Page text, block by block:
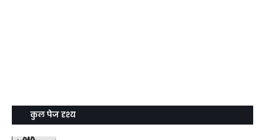
कुल पेज दृश्य